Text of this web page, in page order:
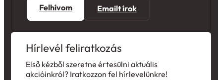
Felhívom Emailt írok
Hírlevél feliratkozás
Első kézből szeretne értesülni aktuális
akcióinkról? Iratkozzon fel hírlevelünkre!